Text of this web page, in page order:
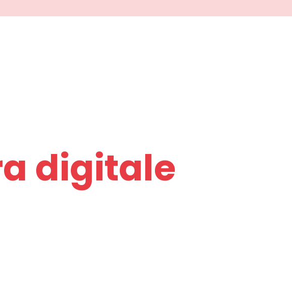
digitale